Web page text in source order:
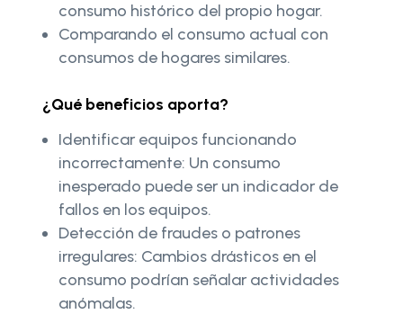
consumo histórico del propio hogar.
Comparando el consumo actual con
consumos de hogares similares.
¿Qué beneficios aporta?
Identificar equipos funcionando
incorrectamente: Un consumo
inesperado puede ser un indicador de
fallos en los equipos.
Detección de fraudes o patrones
irregulares: Cambios drásticos en el
consumo podrían señalar actividades
anómalas.